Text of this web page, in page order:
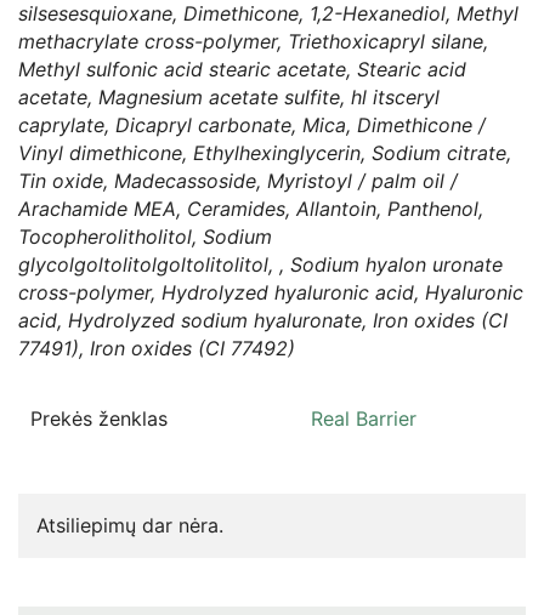
silsesesquioxane, Dimethicone, 1,2-Hexanediol, Methyl
methacrylate cross-polymer, Triethoxicapryl silane,
Methyl sulfonic acid stearic acetate, Stearic acid
acetate, Magnesium acetate sulfite, hl itsceryl
caprylate, Dicapryl carbonate, Mica, Dimethicone /
Vinyl dimethicone, Ethylhexinglycerin, Sodium citrate,
Tin oxide, Madecassoside, Myristoyl / palm oil /
Arachamide MEA, Ceramides, Allantoin, Panthenol,
Tocopherolitholitol, Sodium
glycolgoltolitolgoltolitolitol, , Sodium hyalon uronate
cross-polymer, Hydrolyzed hyaluronic acid, Hyaluronic
acid, Hydrolyzed sodium hyaluronate, Iron oxides (CI
77491), Iron oxides (CI 77492)
Prekės ženklas Real Barrier
Atsiliepimų dar nėra.